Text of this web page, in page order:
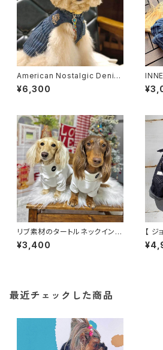
American Nostalgic Denim
Shirt
¥6,300
-
リブ素材のタートルネックインナ
ーシャツ 6カラー
¥3,400
【
ムス
最近チェックした商品